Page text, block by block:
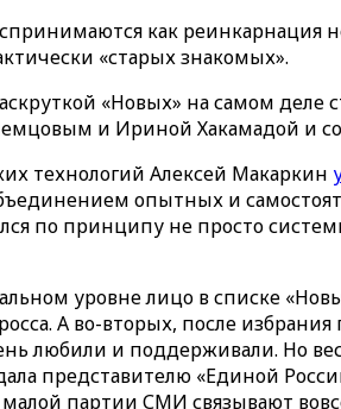
как реинкарнация
«старых знакомых».
«Новых» на самом
и Ириной Хакамадой и
технологий Алексей Макаркин
опытных и
по принципу не просто
уровне лицо в списке
А во-вторых, после
любили и поддерживали. Но
представителю «Единой
партии СМИ связывают